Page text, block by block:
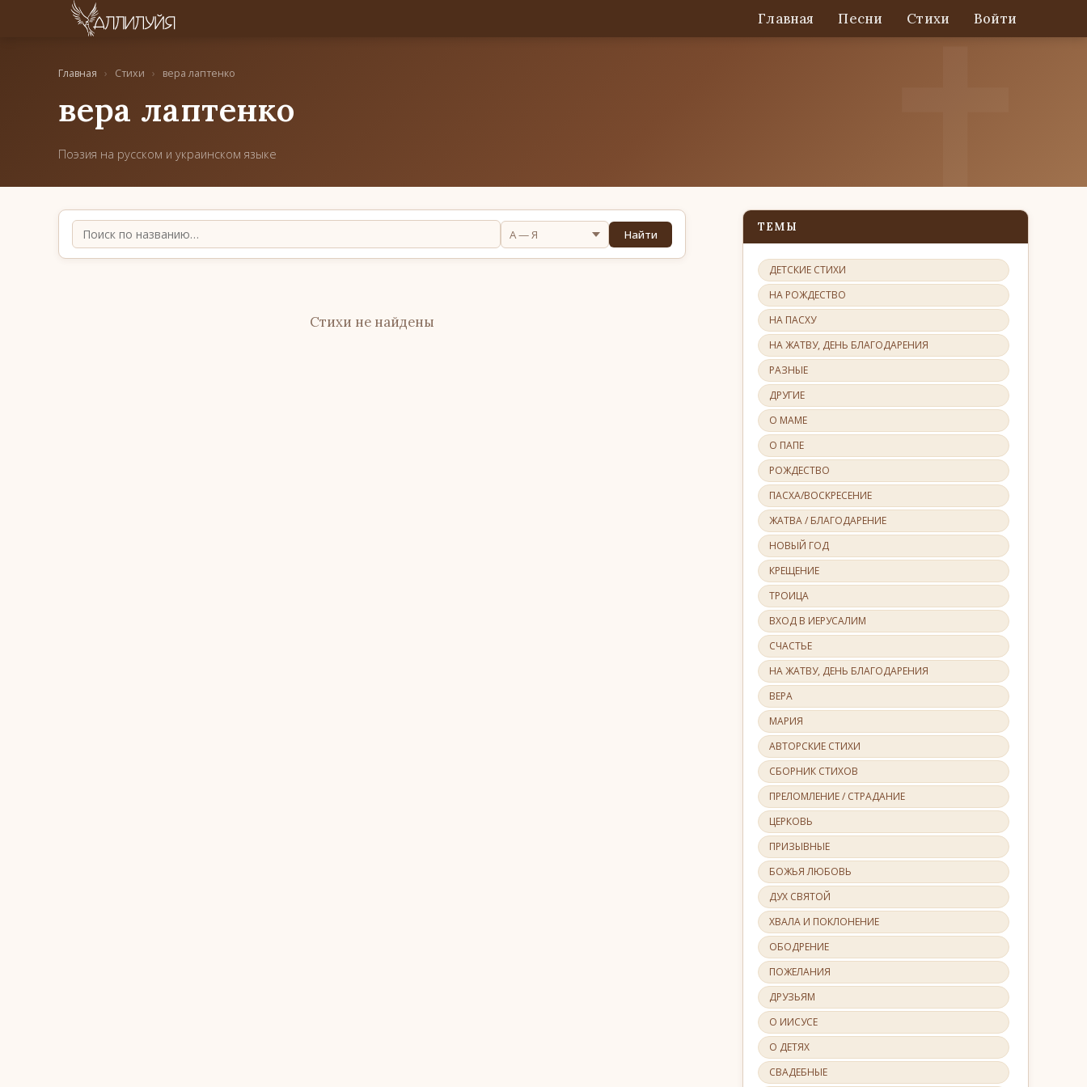
Главная Песни Стихи Войти
Главная › Стихи › вера лаптенко
вера лаптенко
Поэзия на русском и украинском языке
Найти
Стихи не найдены
ТЕМЫ
ДЕТСКИЕ СТИХИ
НА РОЖДЕСТВО
НА ПАСХУ
НА ЖАТВУ, ДЕНЬ БЛАГОДАРЕНИЯ
РАЗНЫЕ
ДРУГИЕ
О МАМЕ
О ПАПЕ
РОЖДЕСТВО
ПАСХА/ВОСКРЕСЕНИЕ
ЖАТВА / БЛАГОДАРЕНИЕ
НОВЫЙ ГОД
КРЕЩЕНИЕ
ТРОИЦА
ВХОД В ИЕРУСАЛИМ
СЧАСТЬЕ
НА ЖАТВУ, ДЕНЬ БЛАГОДАРЕНИЯ
ВЕРА
МАРИЯ
АВТОРСКИЕ СТИХИ
СБОРНИК СТИХОВ
ПРЕЛОМЛЕНИЕ / СТРАДАНИЕ
ЦЕРКОВЬ
ПРИЗЫВНЫЕ
БОЖЬЯ ЛЮБОВЬ
ДУХ СВЯТОЙ
ХВАЛА И ПОКЛОНЕНИЕ
ОБОДРЕНИЕ
ПОЖЕЛАНИЯ
ДРУЗЬЯМ
О ИИСУСЕ
О ДЕТЯХ
СВАДЕБНЫЕ